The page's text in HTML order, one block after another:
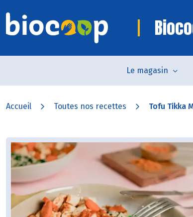
Le magasin
Accueil Toutes nos recettes Tofu Tikka